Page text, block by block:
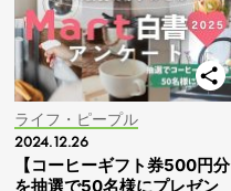
ライフ・ピープル
2024.12.26
【コーヒーギフト券500円分
を抽選で50名様にプレゼン